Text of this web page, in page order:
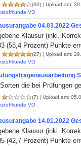
(30) | Upload am:
VO
04.03.2022
Klausur (inkl.
(58,4 Prozent) Punkte
(27) | Upload am:
VO
die bei Prüfungen
(7) | Upload am:
VO
14.01.2022
Klausur (inkl.
(42,7 Prozent) Punkte